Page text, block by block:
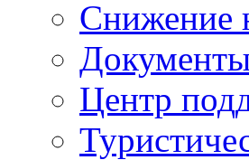
Снижение
Документы
Центр